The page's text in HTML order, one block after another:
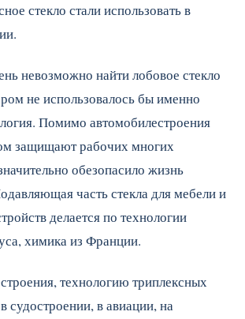
стекло стали использовать в
невозможно найти лобовое стекло
не использовалось бы именно
Помимо автомобилестроения
защищают рабочих многих
обезопасило жизнь
часть стекла для мебели и
делается по технологии
химика из Франции.
технологию триплексных
судостроении, в авиации, на